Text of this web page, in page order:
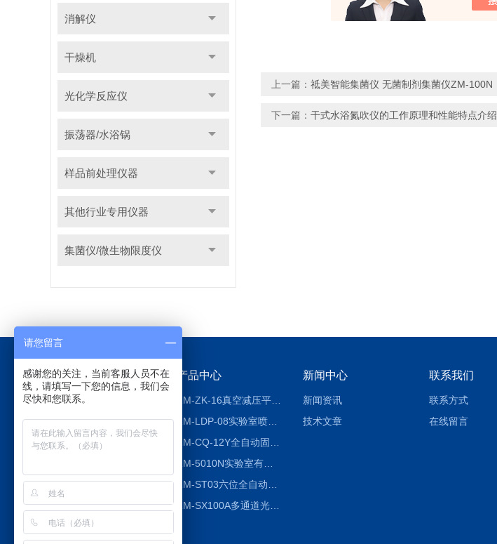
消解仪
干燥机
光化学反应仪
振荡器/水浴锅
样品前处理仪器
其他行业专用仪器
集菌仪/微生物限度仪
上一篇： 祗美智能集菌仪 无菌制剂集菌仪ZM-100N
下一篇： 干式水浴氮吹仪的工作原理和性能特点介绍
关于我们
公司简介
荣誉资质
产品中心
ZM-ZK-16真空减压平行浓缩仪
ZM-LDP-08实验室喷雾冷冻干燥机
ZM-5010N实验室有机溶剂喷雾干燥机
ZM-SX100A多通道光催化反应仪
新闻中心
新闻资讯
技术文章
联系我们
联系方式
在线留言
请您留言
感谢您的关注，当前客服人员不在
线，请填写一下您的信息，我们会
尽快和您联系。